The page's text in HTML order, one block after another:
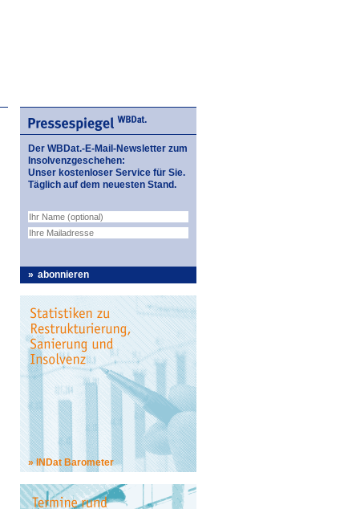
Der WBDat.-E-Mail-Newsletter zum
Insolvenzgeschehen:
Unser kostenloser Service für Sie.
Täglich auf dem neuesten Stand.
abonnieren
INDat Barometer